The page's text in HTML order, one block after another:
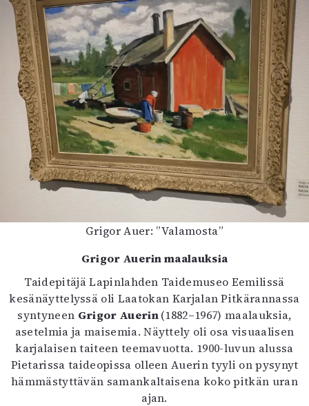
Grigor Auer: ”Valamosta”
Grigor Auerin maalauksia
Taidepitäjä Lapinlahden Taidemuseo Eemilissä
kesänäyttelyssä oli Laatokan Karjalan Pitkärannassa
syntyneen Grigor Auerin(1882–1967) maalauksia,
asetelmia ja maisemia. Näyttely oli osa visuaalisen
karjalaisen taiteen teemavuotta. 1900-luvun alussa
Pietarissa taideopissa olleen Auerin tyyli on pysynyt
hämmästyttävän samankaltaisena koko pitkän uran
ajan.